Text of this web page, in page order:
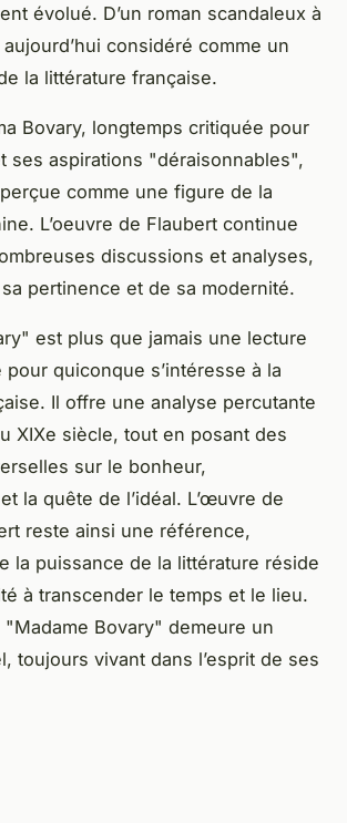
évolué. D’un roman scandaleux à
considéré comme un
la littérature française.
Bovary, longtemps critiquée pour
ses aspirations "déraisonnables",
comme une figure de la
L’oeuvre de Flaubert continue
discussions et analyses,
pertinence et de sa modernité.
est plus que jamais une lecture
quiconque s’intéresse à la
Il offre une analyse percutante
XIXe siècle, tout en posant des
sur le bonheur,
la quête de l’idéal. L’œuvre de
reste ainsi une référence,
la puissance de la littérature réside
à transcender le temps et le lieu.
Bovary" demeure un
toujours vivant dans l’esprit de ses